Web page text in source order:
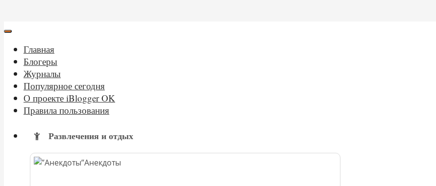
Главная
Блогеры
Журналы
Популярное сегодня
О проекте iBlogger OK
Правила пользования
Развлечения и отдых
Анекдоты